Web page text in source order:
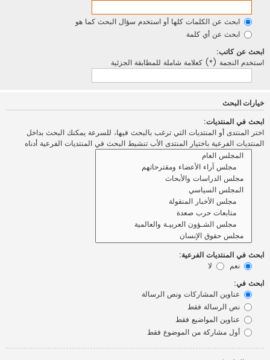
ابحث عن الكلمات كلها أو استخدم سؤال البحث كما هو
ابحث عن أي كلمة
ابحث عن كاتب:
استخدم النجمة (*) كعلامة شاملة للمطابقة الجزئية
خيارات البحث
ابحث في المنتديات:
اختر المنتدى أو المنتديات التي ترغب بالبحث فيها، للسرعة يمكنك البحث بداخل
المنتديات الفرعية باختيار المنتدى الأب تنشيط البحث في المنتديات الفرعية أدناه
ابحث في المنتديات الفرعية:
نعم
لا
ابحث في:
عناوين المشاركات ونص الرسالة
نص الرسالة فقط
عناوين المواضيع فقط
أول مشاركة من الموضوع فقط